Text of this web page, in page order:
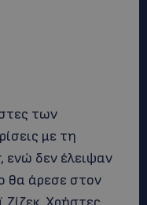
των
με τη
ενώ δεν έλειψαν
θα άρεσε στον